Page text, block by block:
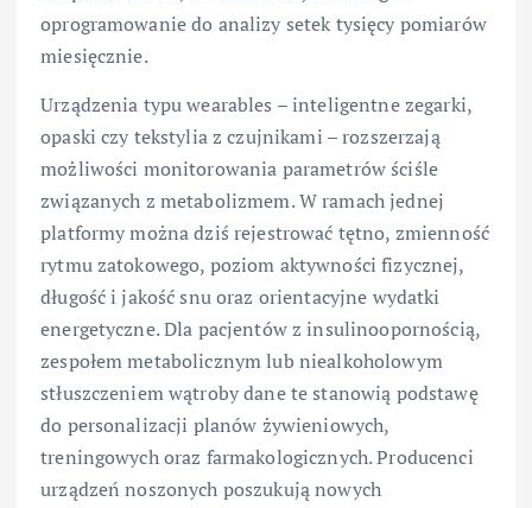
oprogramowanie do analizy setek tysięcy pomiarów
miesięcznie.
Urządzenia typu wearables – inteligentne zegarki,
opaski czy tekstylia z czujnikami – rozszerzają
możliwości monitorowania parametrów ściśle
związanych z metabolizmem. W ramach jednej
platformy można dziś rejestrować tętno, zmienność
rytmu zatokowego, poziom aktywności fizycznej,
długość i jakość snu oraz orientacyjne wydatki
energetyczne. Dla pacjentów z insulinoopornością,
zespołem metabolicznym lub niealkoholowym
stłuszczeniem wątroby dane te stanowią podstawę
do personalizacji planów żywieniowych,
treningowych oraz farmakologicznych. Producenci
urządzeń noszonych poszukują nowych